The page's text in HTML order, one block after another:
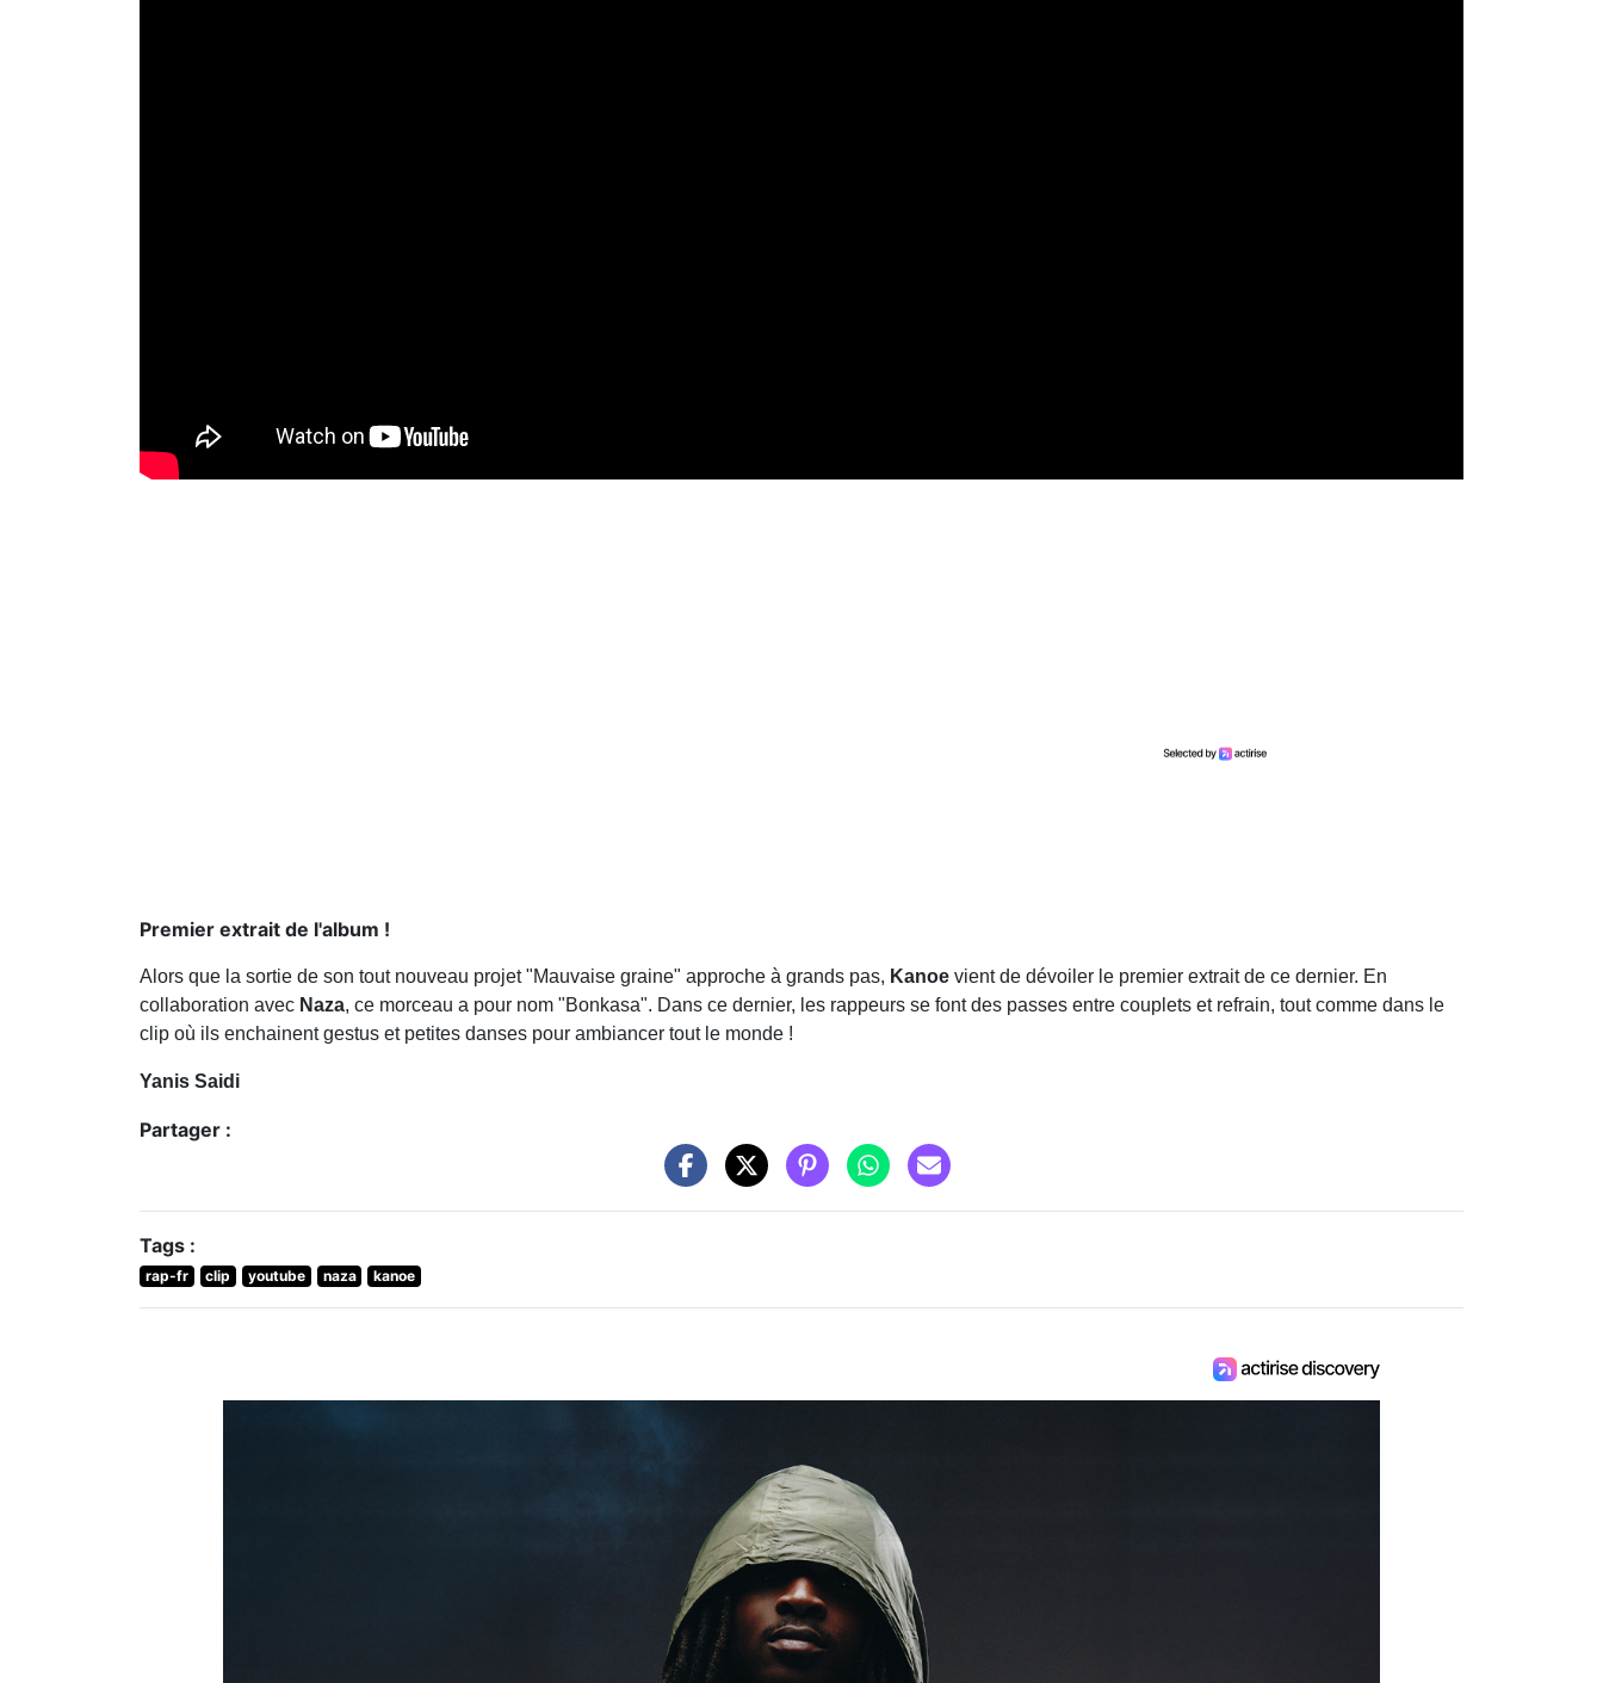
Premier extrait de l'album !
Alors que la sortie de son tout nouveau projet "Mauvaise graine" approche à grands pas, Kanoe vient de dévoiler le premier extrait de ce dernier. En
collaboration avec Naza, ce morceau a pour nom "Bonkasa". Dans ce dernier, les rappeurs se font des passes entre couplets et refrain, tout comme dans le
clip où ils enchainent gestus et petites danses pour ambiancer tout le monde !
Yanis Saidi
Partager :
Tags :
rap-fr clip youtube naza kanoe